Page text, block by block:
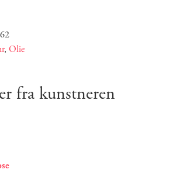
, Olie
fra kunstneren